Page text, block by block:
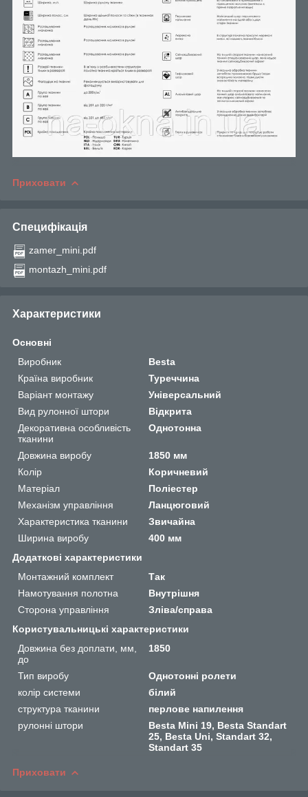
Приховати
Специфікація
zamer_mini.pdf
montazh_mini.pdf
Характеристики
Основні
Виробник
Besta
Країна виробник
Туреччина
Варіант монтажу
Універсальний
Вид рулонної штори
Відкрита
Декоративна особливість
тканини
Однотонна
Довжина виробу
1850 мм
Колір
Коричневий
Матеріал
Поліестер
Механізм управління
Ланцюговий
Характеристика тканини
Звичайна
Ширина виробу
400 мм
Додаткові характеристики
Монтажний комплект
Так
Намотування полотна
Внутрішня
Сторона управління
Зліва/справа
Користувальницькі характеристики
Довжина без доплати, мм,
до
1850
Тип виробу
Однотонні ролети
колір системи
білий
структура тканини
перлове напилення
рулонні штори
Besta Mini 19, Besta Standart
25, Besta Uni, Standart 32,
Standart 35
Приховати